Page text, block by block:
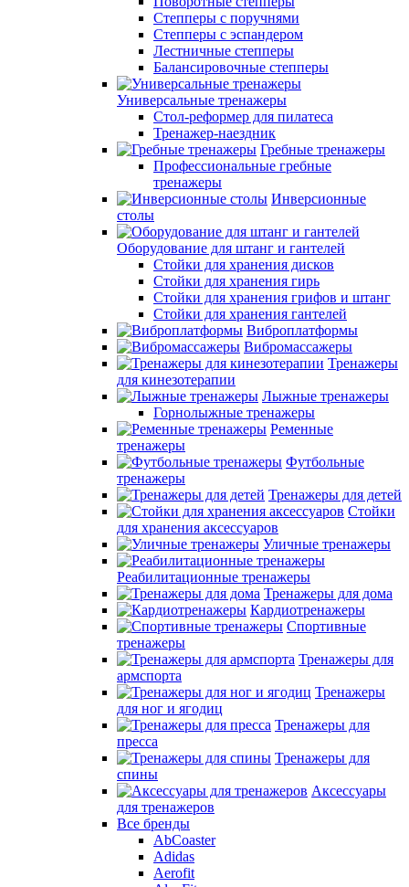
Степперы с поручнями
Степперы с эспандером
Лестничные степперы
Балансировочные степперы
Универсальные тренажеры
Стол-реформер для пилатеса
Тренажер-наездник
Гребные тренажеры
Профессиональные гребные
тренажеры
Инверсионные
столы
Оборудование для штанг и гантелей
Стойки для хранения дисков
Стойки для хранения гирь
Стойки для хранения грифов и штанг
Стойки для хранения гантелей
Виброплатформы
Вибромассажеры
Тренажеры
для кинезотерапии
Лыжные тренажеры
Горнолыжные тренажеры
Ременные
тренажеры
Футбольные
тренажеры
Тренажеры для детей
Стойки
для хранения аксессуаров
Уличные тренажеры
Реабилитационные тренажеры
Тренажеры для дома
Кардиотренажеры
Спортивные
тренажеры
Тренажеры для
армспорта
Тренажеры
для ног и ягодиц
Тренажеры для
пресса
Тренажеры для
спины
Аксессуары
для тренажеров
Все бренды
AbCoaster
Adidas
Aerofit